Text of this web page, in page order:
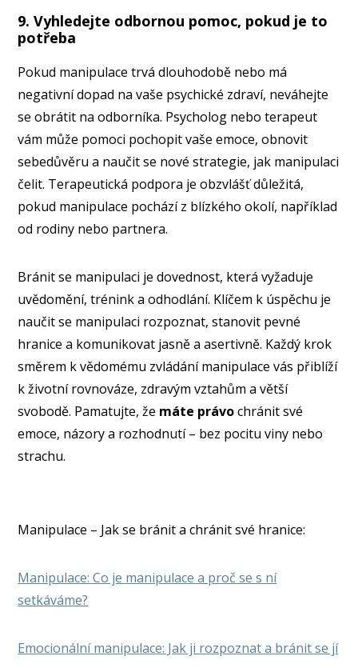
9. Vyhledejte odbornou pomoc, pokud je to
potřeba
Pokud manipulace trvá dlouhodobě nebo má
negativní dopad na vaše psychické zdraví, neváhejte
se obrátit na odborníka. Psycholog nebo terapeut
vám může pomoci pochopit vaše emoce, obnovit
sebedůvěru a naučit se nové strategie, jak manipulaci
čelit. Terapeutická podpora je obzvlášť důležitá,
pokud manipulace pochází z blízkého okolí, například
od rodiny nebo partnera.
Bránit se manipulaci je dovednost, která vyžaduje
uvědomění, trénink a odhodlání. Klíčem k úspěchu je
naučit se manipulaci rozpoznat, stanovit pevné
hranice a komunikovat jasně a asertivně. Každý krok
směrem k vědomému zvládání manipulace vás přiblíží
k životní rovnováze, zdravým vztahům a větší
svobodě. Pamatujte, že máte právochránit své
emoce, názory a rozhodnutí – bez pocitu viny nebo
strachu.
Manipulace – Jak se bránit a chránit své hranice:
Manipulace: Co je manipulace a proč se s ní
setkáváme?
Emocionální manipulace: Jak ji rozpoznat a bránit se jí